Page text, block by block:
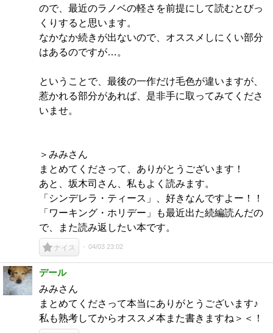
ので、最近のラノベの軽さを前提にして読むとびっ
くりすると思います。
なかなか続きが出ないので、オススメしにくい部分
はあるのですが…。
ということで、最後の一作だけ毛色が違いますが、
惹かれる部分があれば、是非手に取ってみてくださ
いませ。
＞みみさん
まとめてくださって、ありがとうございます！
あと、坂木司さん、私もよく読みます。
「シンデレラ・ティース」、好きなんですよー！！
「ワーキング・ホリデー」も最近出た続編読んだの
で、また読み返したい本です。
ナイス 04/03 23:02
デール
みみさん
まとめてくださって本当にありがとうございます♪
私も熟考してからオススメ本また書きますね＞＜！